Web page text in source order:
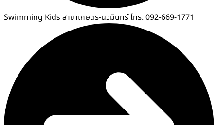
Swimming Kids สาขาเกษตร-นวมินทร์ โทร. 092-669-1771